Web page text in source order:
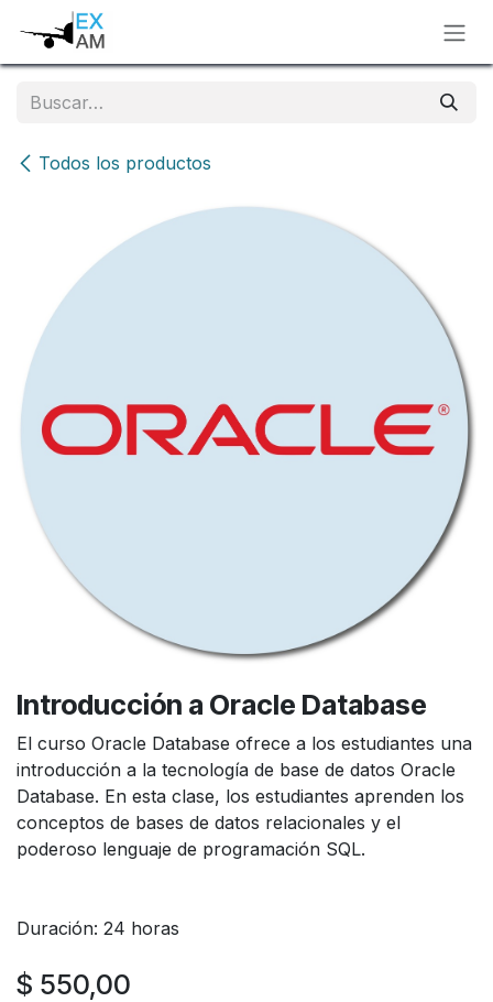
Ir al contenido
Todos los productos
Introducción a Oracle Database
El curso Oracle Database ofrece a los estudiantes una
introducción a la tecnología de base de datos Oracle
Database. En esta clase, los estudiantes aprenden los
conceptos de bases de datos relacionales y el
poderoso lenguaje de programación SQL.
Duración: 24 horas
$ 550,00